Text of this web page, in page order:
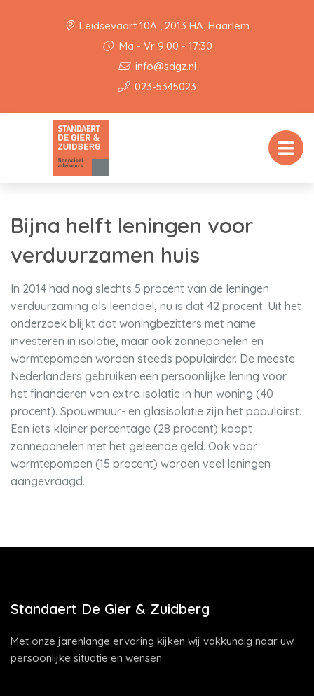
Leidsevaart 10A , 2013 HA, Haarlem
Ma - Vr 9:00 - 17:30
info@sdgz.nl
023-5345023
Bijna helft leningen voor
verduurzamen huis
In 2014 had nog slechts 5 procent van de leningen
verduurzaming als leendoel, nu is dat 42 procent. Uit het
onderzoek blijkt dat woningbezitters met name
investeren in isolatie, maar ook zonnepanelen en
warmtepompen worden steeds populairder. De meeste
Nederlanders gebruiken een persoonlijke lening voor
het financieren van extra isolatie in hun woning (40
procent). Spouwmuur- en glasisolatie zijn het populairst.
Een iets kleiner percentage (28 procent) koopt
zonnepanelen met het geleende geld. Ook voor
warmtepompen (15 procent) worden veel leningen
aangevraagd.
Standaert De Gier & Zuidberg
Met onze jarenlange ervaring kijken wij vakkundig naar uw
persoonlijke situatie en wensen.